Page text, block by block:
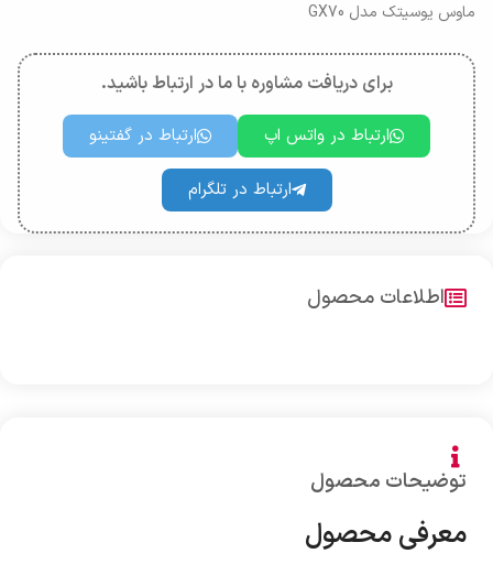
ماوس یوسیتک مدل GX70
برای دریافت مشاوره با ما در ارتباط باشید.
ارتباط در واتس اپ ارتباط در گفتینو
ارتباط در تلگرام
توضیحات محصول
معرفی محصول
اطلاعات محصول